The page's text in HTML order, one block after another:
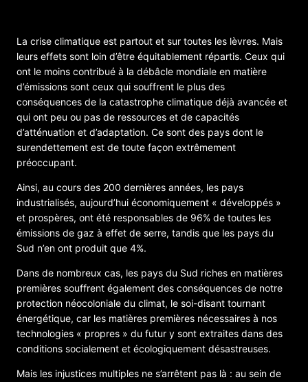
La crise climatique est partout et sur toutes les lèvres. Mais
leurs effets sont loin d’être équitablement répartis. Ceux qui
ont le moins contribué à la débâcle mondiale en matière
d’émissions sont ceux qui souffrent le plus des
conséquences de la catastrophe climatique déjà avancée et
qui ont peu ou pas de ressources et de capacités
d’atténuation et d’adaptation. Ce sont des pays dont le
surendettement est de toute façon extrêmement
préoccupant.
Ainsi, au cours des 200 dernières années, les pays
industrialisés, aujourd’hui économiquement « développés »
et prospères, ont été responsables de 96% de toutes les
émissions de gaz à effet de serre, tandis que les pays du
Sud n’en ont produit que 4%.
Dans de nombreux cas, les pays du Sud riches en matières
premières souffrent également des conséquences de notre
protection néocoloniale du climat, le soi-disant tournant
énergétique, car les matières premières nécessaires à nos
technologies « propres » du futur y sont extraites dans des
conditions socialement et écologiquement désastreuses.
Mais les injustices multiples ne s’arrêtent pas là : au sein de